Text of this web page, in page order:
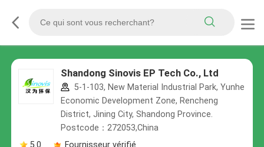
Shandong Sinovis EP Tech Co., Ltd
5-1-103, New Material Industrial Park, Yunhe
Economic Development Zone, Rencheng
District, Jining City, Shandong Province.
Postcode：272053,China
5.0
Fournisseur vérifié